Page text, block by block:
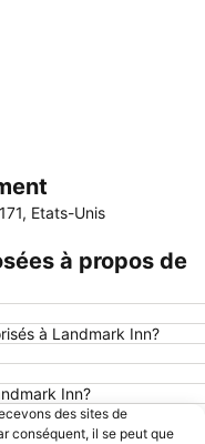
Etats-Unis
à propos de
à Landmark Inn?
Inn?
des sites de
conséquent, il se peut que